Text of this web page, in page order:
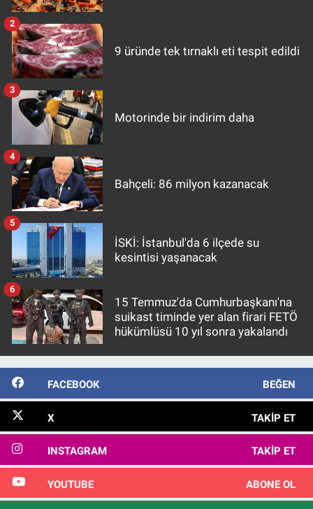
9 üründe tek tırnaklı eti tespit edildi
2
Motorinde bir indirim daha
3
Bahçeli: 86 milyon kazanacak
4
İSKİ: İstanbul'da 6 ilçede su
kesintisi yaşanacak
5
15 Temmuz'da Cumhurbaşkanı'na
suikast timinde yer alan firari FETÖ
hükümlüsü 10 yıl sonra yakalandı
6
FACEBOOK BEĞEN
X TAKIP ET
INSTAGRAM TAKIP ET
YOUTUBE ABONE OL